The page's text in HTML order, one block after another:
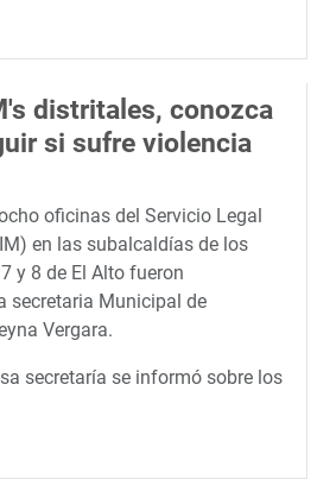
distritales, conozca
si sufre violencia
oficinas del Servicio Legal
en las subalcaldías de los
y 8 de El Alto fueron
secretaria Municipal de
Vergara.
secretaría se informó sobre los